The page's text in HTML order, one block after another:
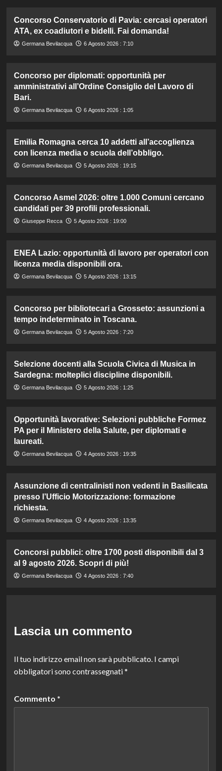
Concorso Conservatorio di Pavia: cercasi operatori
ATA, ex coadiutori e bidelli. Fai domanda!
Germana Bevilacqua 6 Agosto 2026 : 7:10
Concorso per diplomati: opportunità per
amministrativi all’Ordine Consiglio del Lavoro di
Bari.
Germana Bevilacqua 6 Agosto 2026 : 1:05
Emilia Romagna cerca 10 addetti all’accoglienza
con licenza media o scuola dell’obbligo.
Germana Bevilacqua 5 Agosto 2026 : 19:15
Concorso Asmel 2026: oltre 1.000 Comuni cercano
candidati per 39 profili professionali.
Giuseppe Recca 5 Agosto 2026 : 19:00
ENEA Lazio: opportunità di lavoro per operatori con
licenza media disponibili ora.
Germana Bevilacqua 5 Agosto 2026 : 13:15
Concorso per bibliotecari a Grosseto: assunzioni a
tempo indeterminato in Toscana.
Germana Bevilacqua 5 Agosto 2026 : 7:20
Selezione docenti alla Scuola Civica di Musica in
Sardegna: molteplici discipline disponibili.
Germana Bevilacqua 5 Agosto 2026 : 1:25
Opportunità lavorative: Selezioni pubbliche Formez
PA per il Ministero della Salute, per diplomati e
laureati.
Germana Bevilacqua 4 Agosto 2026 : 19:35
Assunzione di centralinisti non vedenti in Basilicata
presso l’Ufficio Motorizzazione: formazione
richiesta.
Germana Bevilacqua 4 Agosto 2026 : 13:35
Concorsi pubblici: oltre 1700 posti disponibili dal 3
al 9 agosto 2026. Scopri di più!
Germana Bevilacqua 4 Agosto 2026 : 7:40
Lascia un commento
Il tuo indirizzo email non sarà pubblicato. I campi
obbligatori sono contrassegnati*
Commento *